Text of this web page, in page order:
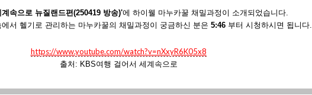
속으로 뉴질랜드편(250419 방송)'에 하이웰 마누카꿀 채밀과정이 소개되었습니다.
서 헬기로 관리하는 마누카꿀의 채밀과정이 궁금하신 분은 5:46부터 시청하시면 됩니다.
https://www.youtube.com/watch?v=nXxyR6K05x8
출처: KBS여행 걸어서 세계속으로